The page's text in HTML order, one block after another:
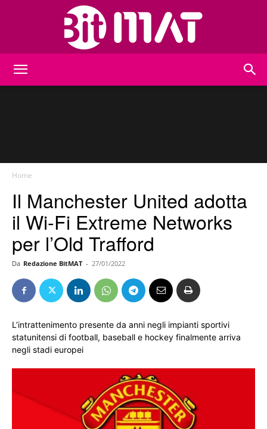
Home
Il Manchester United adotta
il Wi-Fi Extreme Networks
per l’Old Trafford
Da Redazione BitMAT - 27/01/2022
L’intrattenimento presente da anni negli impianti sportivi
statunitensi di football, baseball e hockey finalmente arriva
negli stadi europei